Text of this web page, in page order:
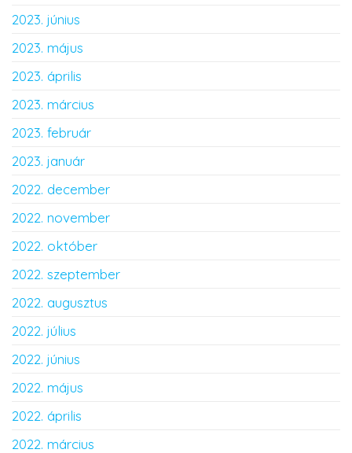
2023. június
2023. május
2023. április
2023. március
2023. február
2023. január
2022. december
2022. november
2022. október
2022. szeptember
2022. augusztus
2022. július
2022. június
2022. május
2022. április
2022. március